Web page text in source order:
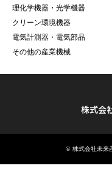
理化学機器・光学機器
クリーン環境機器
電気計測器・電気部品
その他の産業機械
株式会
© 株式会社未来